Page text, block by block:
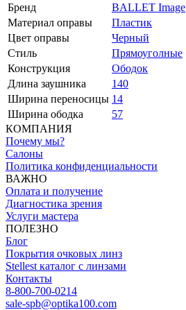
Бренд
BALLET Image
Материал оправы
Пластик
Цвет оправы
Черный
Стиль
Прямоуголные
Конструкция
Ободок
Длина заушника
140
Ширина переносицы 14
Ширина ободка
57
КОМПАНИЯ
Почему мы?
Салоны
Политика конфиденциальности
ВАЖНО
Оплата и получение
Диагностика зрения
Услуги мастера
ПОЛЕЗНО
Блог
Покрытия очковых линз
Stellest каталог с линзами
Контакты
8-800-700-0214
sale-spb@optika100.com